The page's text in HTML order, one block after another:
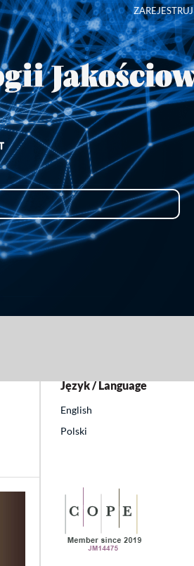
ZAREJESTRUJ
Język / Language
English
Polski